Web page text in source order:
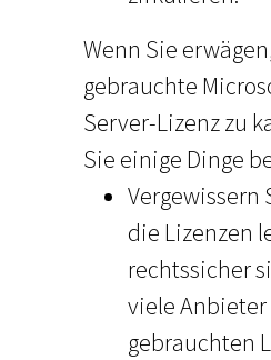
Wenn Sie
gebrauchte
Server-Lizenz zu
Sie einige Dinge
Vergewissern
die Lizenzen
rechtssicher
viele Anbieter
gebrauchten